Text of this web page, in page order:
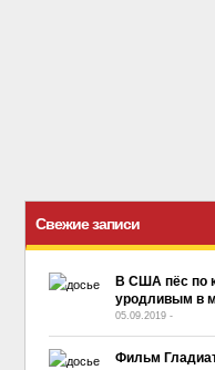
Свежие записи
В США пёс по
уродливым в
05.09.2019 -
Фильм